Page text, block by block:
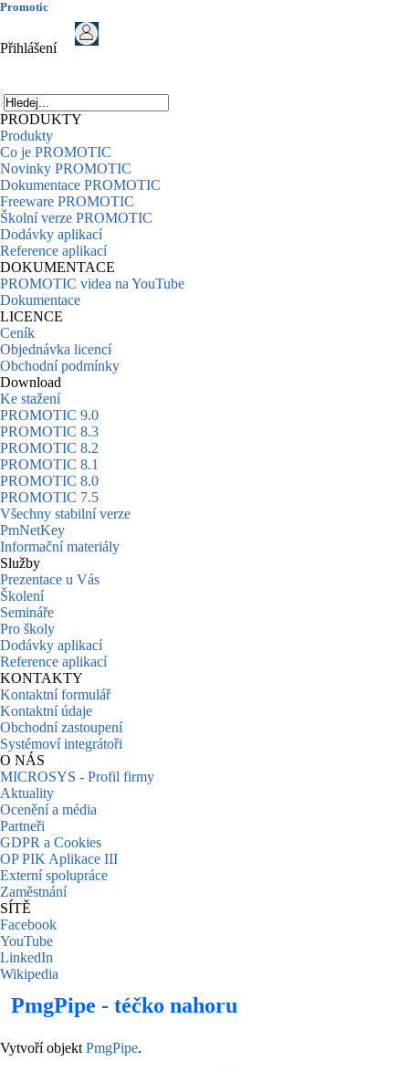
Promotic
Přihlášení
PRODUKTY
Produkty
Co je PROMOTIC
Novinky PROMOTIC
Dokumentace PROMOTIC
Freeware PROMOTIC
Školní verze PROMOTIC
Dodávky aplikací
Reference aplikací
DOKUMENTACE
PROMOTIC videa na YouTube
Dokumentace
LICENCE
Ceník
Objednávka licencí
Obchodní podmínky
Download
Ke stažení
PROMOTIC 9.0
PROMOTIC 8.3
PROMOTIC 8.2
PROMOTIC 8.1
PROMOTIC 8.0
PROMOTIC 7.5
Všechny stabilní verze
PmNetKey
Informační materiály
Služby
Prezentace u Vás
Školení
Semináře
Pro školy
Dodávky aplikací
Reference aplikací
KONTAKTY
Kontaktní formulář
Kontaktní údaje
Obchodní zastoupení
Systémoví integrátoři
O NÁS
MICROSYS - Profil firmy
Aktuality
Ocenění a média
Partneři
GDPR a Cookies
OP PIK Aplikace III
Externí spolupráce
Zaměstnání
SÍTĚ
Facebook
YouTube
LinkedIn
Wikipedia
PmgPipe - téčko nahoru
Vytvoří objekt PmgPipe.